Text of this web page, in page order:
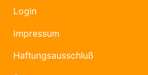
Login
Impressum
Haftungsausschluß